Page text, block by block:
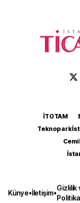
İTOTAM
Teknopark
Künye•İletişim•
Gizlilik